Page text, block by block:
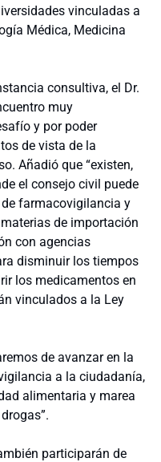
vinculadas a
Médica, Medicina
consultiva, el Dr.
muy
y por poder
de vista de la
Añadió que “existen,
el consejo civil puede
farmacovigilancia y
de importación
con agencias
disminuir los tiempos
los medicamentos en
vinculados a la Ley
de avanzar en la
a la ciudadanía,
alimentaria y marea
participarán de